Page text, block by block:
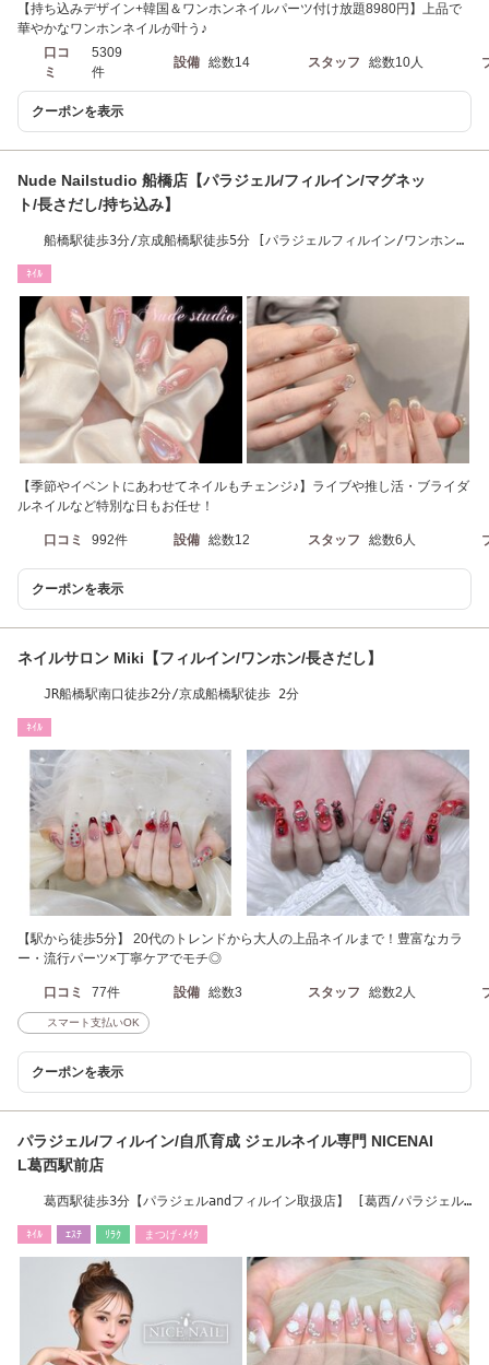
【持ち込みデザイン+韓国＆ワンホンネイルパーツ付け放題8980円】上品で
華やかなワンホンネイルが叶う♪
口コ
ミ
5309
件
設備 総数14 スタッフ 総数10人
クーポンを表示
Nude Nailstudio 船橋店【パラジェル/フィルイン/マグネッ
ト/長さだし/持ち込み】
船橋駅徒歩3分/京成船橋駅徒歩5分 [パラジェルフィルイン/ワンホンネ
ﾈｲﾙ
【季節やイベントにあわせてネイルもチェンジ♪】ライブや推し活・ブライダ
ルネイルなど特別な日もお任せ！
口コミ 992件 設備 総数12 スタッフ 総数6人
クーポンを表示
ネイルサロン Miki【フィルイン/ワンホン/長さだし】
JR船橋駅南口徒歩2分/京成船橋駅徒歩 2分
ﾈｲﾙ
【駅から徒歩5分】 20代のトレンドから大人の上品ネイルまで！豊富なカラ
ー・流行パーツ×丁寧ケアでモチ◎
口コミ 77件 設備 総数3 スタッフ 総数2人
スマート支払いOK
クーポンを表示
パラジェル/フィルイン/自爪育成 ジェルネイル専門 NICENAI
L葛西駅前店
葛西駅徒歩3分【パラジェルandフィルイン取扱店】 [葛西/パラジェル/
ﾈｲﾙ ｴｽﾃ ﾘﾗｸ まつげ･ﾒｲｸ